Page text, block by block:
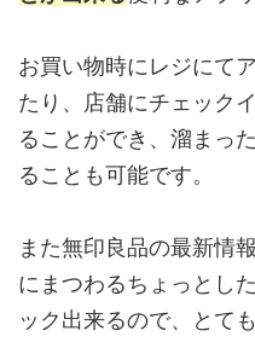
お買い物時にレジにて
たり、店舗にチェック
ることができ、溜まっ
ることも可能です。
また無印良品の最新情
にまつわるちょっとし
ック出来るので、とて